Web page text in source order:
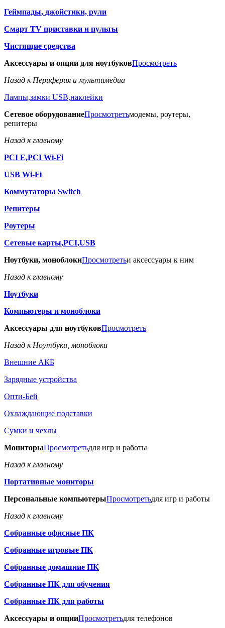
Геймпады, джойстики, рули
Смарт TV приставки и пульты
Чистящие средства
Аксессуары и опции для ноутбуковПросмотреть
Назад к Периферия и мультимедиа
Лампы,замки USB,наклейки
Сетевое оборудованиеПросмотретьмодемы, роутеры,
репитеры
Назад к главному
PCI E,PCI Wi-Fi
USB Wi-Fi
Коммутаторы Switch
Репитеры
Роутеры
Сетевые карты,PCI,USB
Ноутбуки, моноблокиПросмотретьи аксессуары к ним
Назад к главному
Ноутбуки
Компьютеры и моноблоки
Аксессуары для ноутбуковПросмотреть
Назад к Ноутбуки, моноблоки
Внешние АКБ
Зарядные устройства
Опти-Бей
Охлаждающие подставки
Сумки и чехлы
МониторыПросмотретьдля игр и работы
Назад к главному
Портативные мониторы
Персональные компьютерыПросмотретьдля игр и работы
Назад к главному
Собранные офисные ПК
Собранные игровые ПК
Собранные домашние ПК
Собранные ПК для обучения
Собранные ПК для работы
Аксессуары и опцииПросмотретьдля телефонов